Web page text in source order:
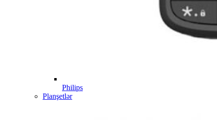
Philips
Planşetlər